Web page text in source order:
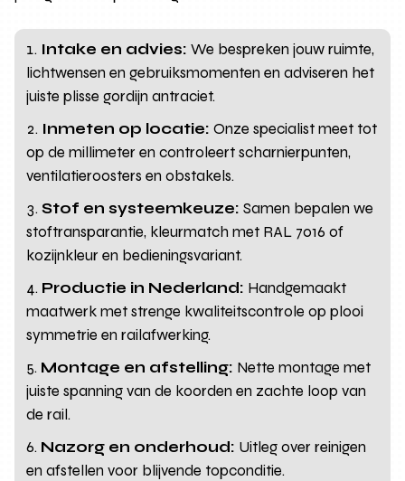
Intake en advies: We bespreken jouw ruimte,
lichtwensen en gebruiksmomenten en adviseren het
juiste plisse gordijn antraciet.
Inmeten op locatie: Onze specialist meet tot
op de millimeter en controleert scharnierpunten,
ventilatieroosters en obstakels.
Stof en systeemkeuze: Samen bepalen we
stoftransparantie, kleurmatch met RAL 7016 of
kozijnkleur en bedieningsvariant.
Productie in Nederland: Handgemaakt
maatwerk met strenge kwaliteitscontrole op plooi
symmetrie en railafwerking.
Montage en afstelling: Nette montage met
juiste spanning van de koorden en zachte loop van
de rail.
Nazorg en onderhoud: Uitleg over reinigen
en afstellen voor blijvende topconditie.